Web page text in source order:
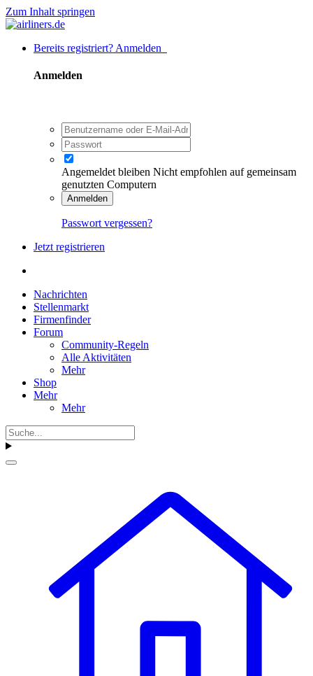
Zum Inhalt springen
Bereits registriert? Anmelden
Anmelden
Angemeldet bleiben Nicht empfohlen auf gemeinsam
genutzten Computern
Anmelden
Passwort vergessen?
Jetzt registrieren
Nachrichten
Stellenmarkt
Firmenfinder
Forum
Community-Regeln
Alle Aktivitäten
Mehr
Shop
Mehr
Mehr